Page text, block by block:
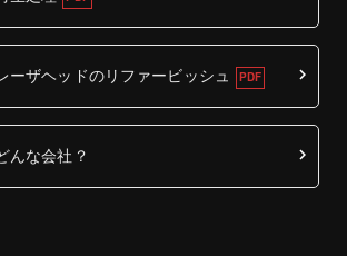
ーザヘッドのリファービッシュ
んな会社？